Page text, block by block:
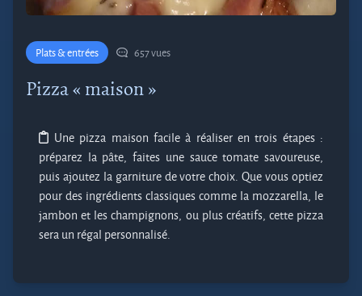
Plats & entrées 657 vues
Pizza « maison »
Une pizza maison facile à réaliser en trois étapes :
préparez la pâte, faites une sauce tomate savoureuse,
puis ajoutez la garniture de votre choix. Que vous optiez
pour des ingrédients classiques comme la mozzarella, le
jambon et les champignons, ou plus créatifs, cette pizza
sera un régal personnalisé.